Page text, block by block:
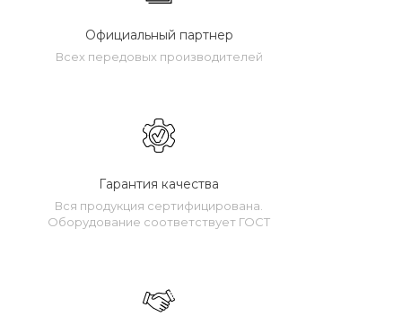
Официальный партнер
Всех передовых производителей
Гарантия качества
Вся продукция сертифицирована.
Оборудование соответствует ГОСТ